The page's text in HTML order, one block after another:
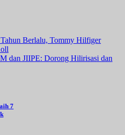
Berlalu, Tommy Hilfiger
dan JIIPE: Dorong Hilirisasi dan
7